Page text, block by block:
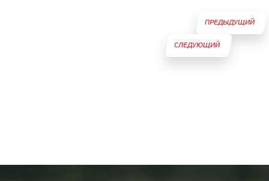
ПРЕДЫДУЩИЙ
ТОВАР
СЛЕДУЮЩИЙ